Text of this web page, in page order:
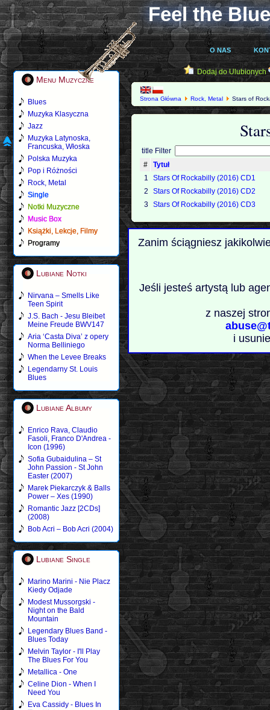
Feel the
O NAS
Menu Muzyczne
Blues
Muzyka Klasyczna
Jazz
Muzyka Latynoska,
Francuska, Włoska
Polska Muzyka
Pop i Różności
Rock, Metal
Single
Notki Muzyczne
Music Box
Książki, Lekcje, Filmy
Programy
Lubiane Notki
Nirvana – Smells Like
Teen Spirit
J.S. Bach - Jesu Bleibet
Meine Freude BWV147
Aria ‘Casta Diva’ z opery
Norma Belliniego
When the Levee Breaks
Legendarny St. Louis
Blues
Lubiane Albumy
Enrico Rava, Claudio
Fasoli, Franco D'Andrea -
Icon (1996)
Sofia Gubaidulina – St
John Passion - St John
Easter (2007)
Marek Piekarczyk & Balls
Power – Xes (1990)
Romantic Jazz [2CDs]
(2008)
Bob Acri – Bob Acri (2004)
Lubiane Single
Marino Marini - Nie Placz
Kiedy Odjade
Modest Mussorgski -
Night on the Bald
Mountain
Legendary Blues Band -
Blues Today
Melvin Taylor - I'll Play
The Blues For You
Metallica - One
Celine Dion - When I
Need You
Eva Cassidy - Blues In
Dodaj do Ulubionych
Strona Główna Rock, Metal Stars of
title Filter
#
Tytuł
1
Stars Of Rockabilly (2016) CD1
2
Stars Of Rockabilly (2016) CD2
3 Stars Of Rockabilly (2016) CD3
Zanim ściągniesz
Jeśli jesteś artystą lub
z naszej
i